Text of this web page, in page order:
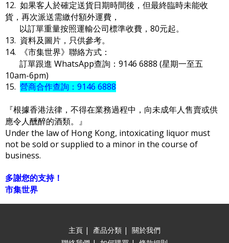
12. 如果客人於確定送貨日期時間後，但最終臨時未能收
貨，再次派送需繳付額外運費，
以訂單重量按照運輸公司標準收費，80元起。
13. 資料及圖片，只供參考。
14. 《市集世界》聯絡方式：
訂單跟進 WhatsApp查詢：9146 6888 (星期一至五
10am-6pm)
15. 營商合作查詢：9146 6888
『根據香港法律，不得在業務過程中，向未成年人售賣或供
應令人醺醉的酒類。』
Under the law of Hong Kong, intoxicating liquor must
not be sold or supplied to a minor in the course of
business.
多謝您的支持！
市集世界
主頁 | 產品分類 | 關於我們